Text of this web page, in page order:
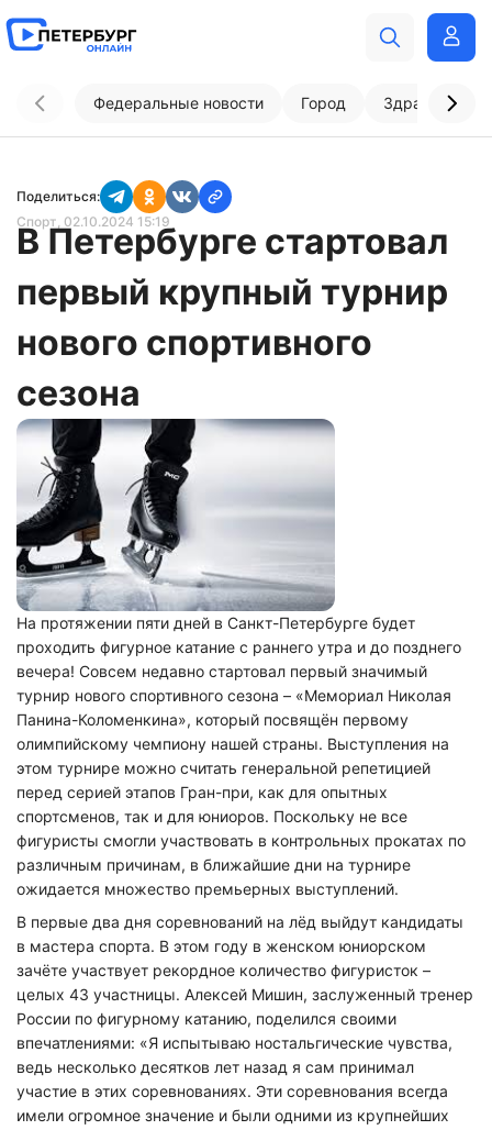
Федеральные новости Город
Поделиться:
Спорт, 02.10.2024 15:19
В Петербурге стартовал
первый крупный турнир
нового спортивного
сезона
На протяжении пяти дней в Санкт-Петербурге будет
проходить фигурное катание с раннего утра и до позднего
вечера! Совсем недавно стартовал первый значимый
турнир нового спортивного сезона – «Мемориал Николая
Панина-Коломенкина», который посвящён первому
олимпийскому чемпиону нашей страны. Выступления на
этом турнире можно считать генеральной репетицией
перед серией этапов Гран-при, как для опытных
спортсменов, так и для юниоров. Поскольку не все
фигуристы смогли участвовать в контрольных прокатах по
различным причинам, в ближайшие дни на турнире
ожидается множество премьерных выступлений.
В первые два дня соревнований на лёд выйдут кандидаты
в мастера спорта. В этом году в женском юниорском
зачёте участвует рекордное количество фигуристок –
целых 43 участницы. Алексей Мишин, заслуженный тренер
России по фигурному катанию, поделился своими
впечатлениями: «Я испытываю ностальгические чувства,
ведь несколько десятков лет назад я сам принимал
участие в этих соревнованиях. Эти соревнования всегда
имели огромное значение и были одними из крупнейших